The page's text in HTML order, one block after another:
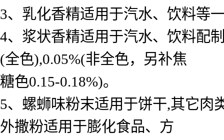
3、乳化香精适用于汽水、饮料等
4、浆状香精适用于汽水、饮料配
(全色),0.05%(非全色，另补焦
糖色0.15-0.18%)。
5、螺蛳味粉末适用于饼干,其它肉
外撒粉适用于膨化食品、方